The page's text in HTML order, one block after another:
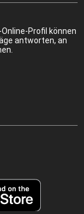
Profil können
antworten, an